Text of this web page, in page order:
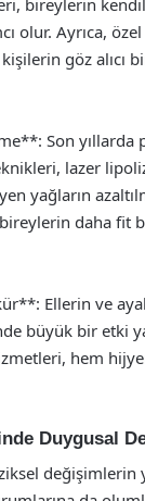
olur. Ayrıca,
göz alıcı
Son yıllarda
lazer
yağların
daha fit
Ellerin ve
büyük bir etki
hem
Duygusal
değişimlerin